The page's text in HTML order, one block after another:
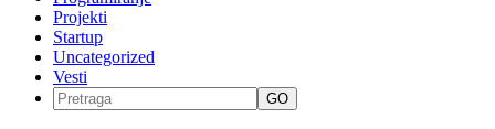
Projekti
Startup
Uncategorized
Vesti
GO